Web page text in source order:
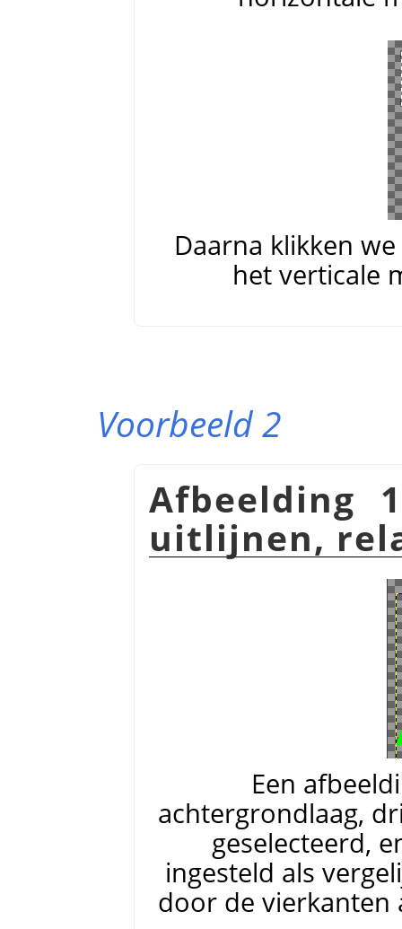
Daarna klikken
het verticale
Voorbeeld 2
Afbeelding
uitlijnen,
Een
achtergrondlaag,
geselecteerd,
ingesteld als
door de vierkanten